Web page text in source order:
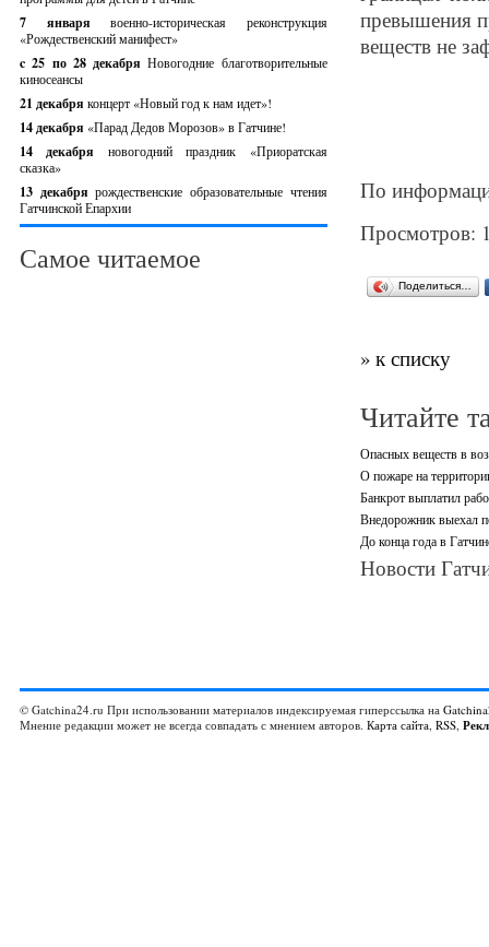
7 январявоенно-историческая реконструкция
«Рождественский манифест»
c 25 по 28 декабряНовогодние благотворительные
киносеансы
21 декабря концерт «Новый год к нам идет»!
14 декабря «Парад Дедов Морозов» в Гатчине!
14 декабря новогодний праздник «Приоратская
сказка»
13 декабрярождественские образовательные чтения
Гатчинской Епархии
Самое читаемое
превышения
веществ не
По
Просмотров:
Поделиться…
» к списку
Читайте
Опасных веществ в
О пожаре на
Банкрот выплатил
Внедорожник выехал
До конца года в
Новости
© Gatchina24.ru При использовании материалов индексируемая гиперссылка на
Мнение редакции может не всегда совпадать с мнением авторов. Карта сайта, RSS,